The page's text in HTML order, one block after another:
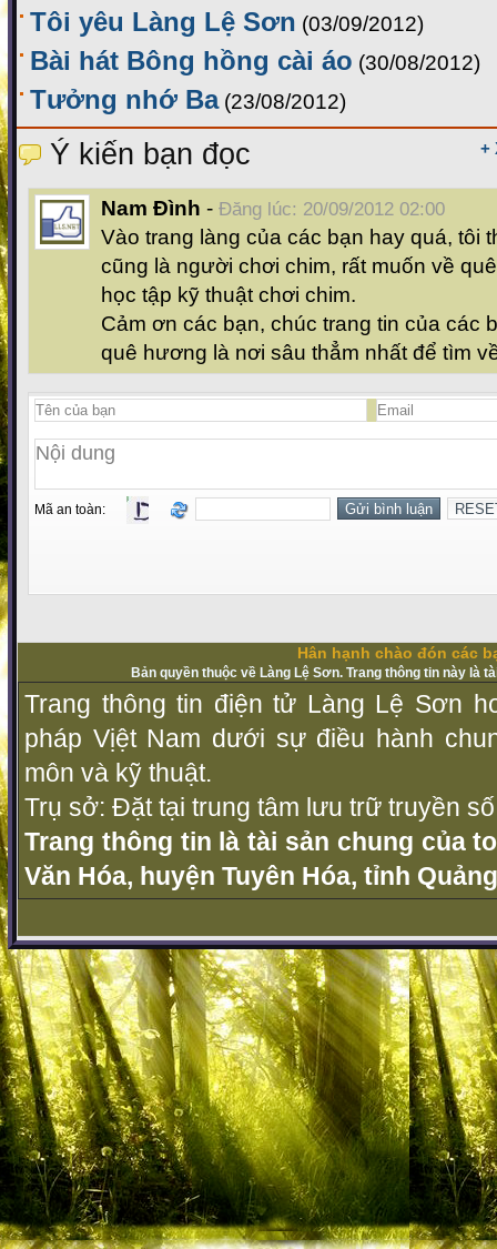
Tôi yêu Làng Lệ Sơn (03/09/2012)
Bài hát Bông hồng cài áo (30/08/2012)
Tưởng nhớ Ba (23/08/2012)
+
Ý kiến bạn đọc
Nam Đình - Đăng lúc: 20/09/2012 02:00
Vào trang làng của các bạn hay quá, tôi
cũng là người chơi chim, rất muốn về
học tập kỹ thuật chơi chim.
Cảm ơn các bạn, chúc trang tin của các
quê hương là nơi sâu thẳm nhất để tìm
Mã an toàn:
Hân hạnh chào đón các
Bản quyền thuộc về Làng Lệ Sơn. Trang thông tin này là
Trang thông tin điện tử Làng Lệ Sơn
pháp Vịệt Nam dưới sự điều hành
môn và kỹ thuật.
Trụ sở: Đặt tại trung tâm lưu trữ truyền
Trang thông tin là tài sản chung của
Văn Hóa, huyện Tuyên Hóa, tỉnh